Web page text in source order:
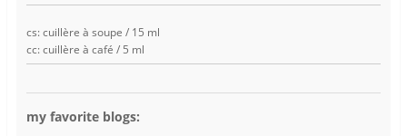
cs: cuillère à soupe / 15 ml
cc: cuillère à café / 5 ml
my favorite blogs: